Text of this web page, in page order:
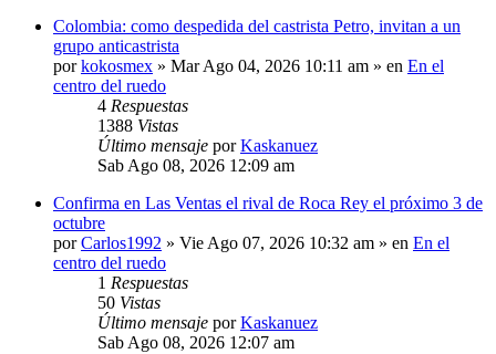
Colombia: como despedida del castrista Petro, invitan a un
grupo anticastrista
porkokosmex » Mar Ago 04, 2026 10:11 am » en En el
centro del ruedo
4 Respuestas
1388 Vistas
Último mensaje porKaskanuez
Sab Ago 08, 2026 12:09 am
Confirma en Las Ventas el rival de Roca Rey el próximo 3 de
octubre
porCarlos1992 » Vie Ago 07, 2026 10:32 am » en En el
centro del ruedo
1 Respuestas
50 Vistas
Último mensaje porKaskanuez
Sab Ago 08, 2026 12:07 am